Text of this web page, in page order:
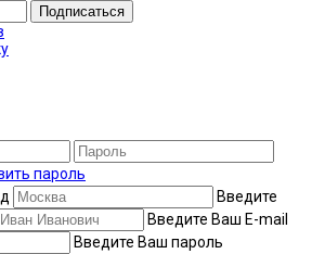
Подписаться
пароль
Введите
Введите Ваш E-mail
Введите Ваш пароль